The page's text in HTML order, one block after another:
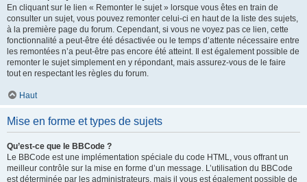
En cliquant sur le lien « Remonter le sujet » lorsque vous êtes en train de
consulter un sujet, vous pouvez remonter celui-ci en haut de la liste des sujets,
à la première page du forum. Cependant, si vous ne voyez pas ce lien, cette
fonctionnalité a peut-être été désactivée ou le temps d’attente nécessaire entre
les remontées n’a peut-être pas encore été atteint. Il est également possible de
remonter le sujet simplement en y répondant, mais assurez-vous de le faire
tout en respectant les règles du forum.
Haut
Mise en forme et types de sujets
Qu’est-ce que le BBCode ?
Le BBCode est une implémentation spéciale du code HTML, vous offrant un
meilleur contrôle sur la mise en forme d’un message. L’utilisation du BBCode
est déterminée par les administrateurs, mais il vous est également possible de